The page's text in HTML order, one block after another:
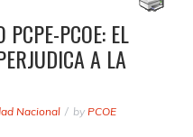
PCOE: EL
A LA
Nacional by PCOE